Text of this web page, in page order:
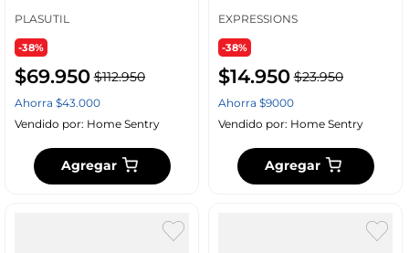
PLASUTIL
-38%
$69.950 $112.950
Ahorra $43.000
Vendido por: Home Sentry
Agregar
EXPRESSIONS
-38%
$14.950 $23.950
Ahorra $9000
Vendido por: Home Sentry
Agregar